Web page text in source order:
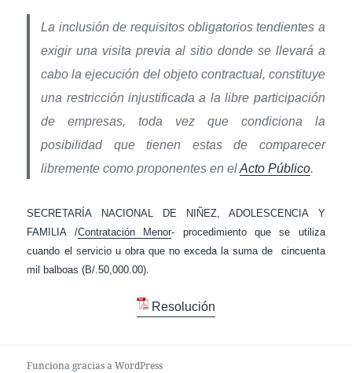
La inclusión de requisitos obligatorios tendientes a
exigir una visita previa al sitio donde se llevará a
cabo la ejecución del objeto contractual, constituye
una restricción injustificada a la libre participación
de empresas, toda vez que condiciona la
posibilidad que tienen estas de comparecer
libremente como proponentes en elActo Público.
SECRETARÍA NACIONAL DE NIÑEZ, ADOLESCENCIA Y
FAMILIA /Contratación Menor- procedimiento que se utiliza
cuando el servicio u obra que no exceda la suma de cincuenta
mil balboas (B/.50,000.00).
Resolución
Funciona gracias a WordPress